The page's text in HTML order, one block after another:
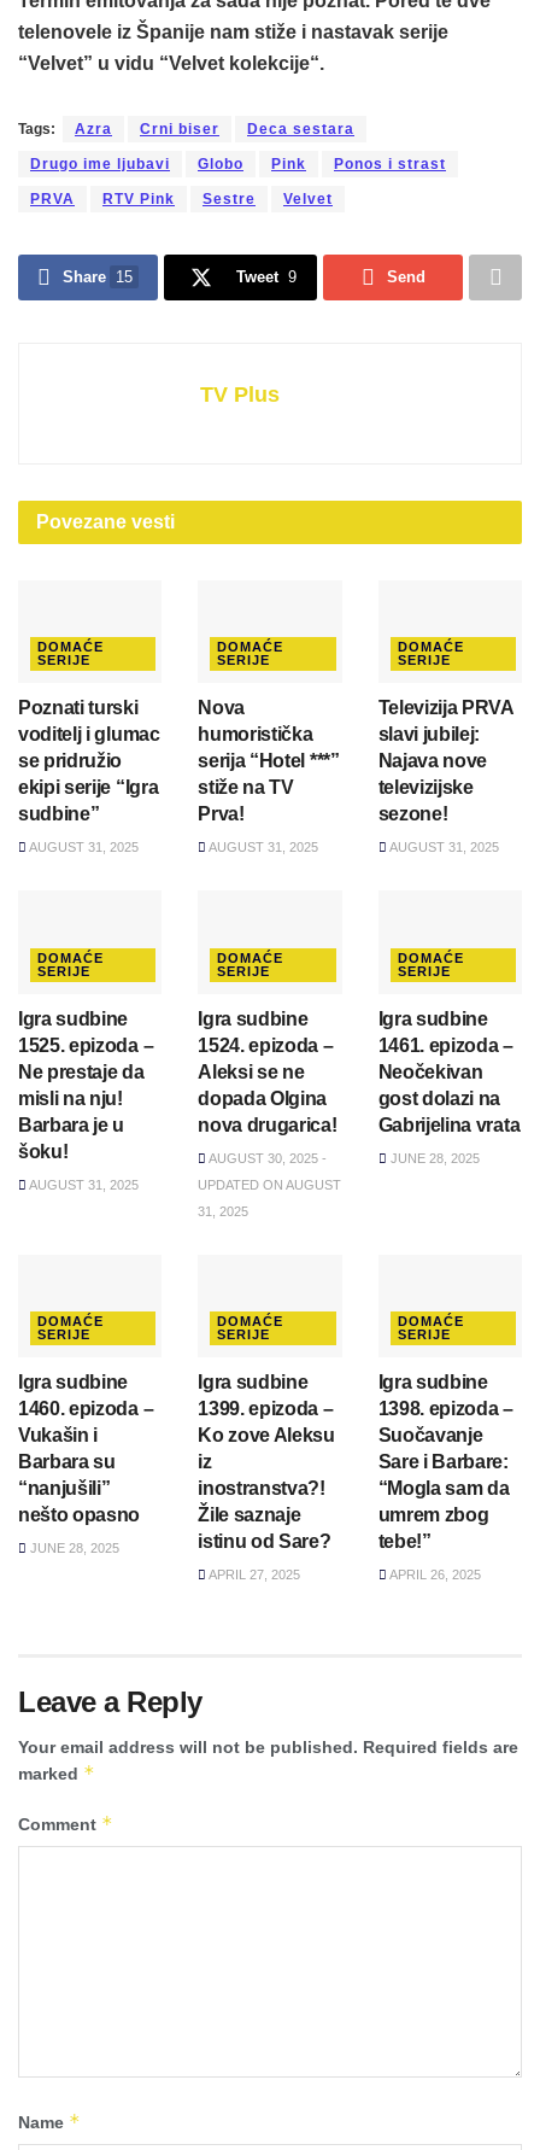
telenovele iz Španije nam stiže i nastavak serije
“Velvet” u vidu “Velvet kolekcije“.
Tags: Azra Crni biser Deca sestara
Drugo ime ljubavi Globo Pink Ponos i strast
PRVA RTV Pink Sestre Velvet
Share 15 Tweet 9 Send
TV Plus
Povezane vesti
DOMAĆE
SERIJE
Poznati turski
voditelj i glumac
se pridružio
ekipi serije “Igra
sudbine”
AUGUST 31, 2025
DOMAĆE
SERIJE
Nova
humoristička
serija “Hotel ***”
stiže na TV
Prva!
AUGUST 31, 2025
DOMAĆE
SERIJE
Televizija PRVA
slavi jubilej:
Najava nove
televizijske
sezone!
AUGUST 31, 2025
DOMAĆE
SERIJE
Igra sudbine
1525. epizoda –
Ne prestaje da
misli na nju!
Barbara je u
šoku!
AUGUST 31, 2025
DOMAĆE
SERIJE
Igra sudbine
1524. epizoda –
Aleksi se ne
dopada Olgina
nova drugarica!
AUGUST 30, 2025 -
UPDATED ON AUGUST
31, 2025
DOMAĆE
SERIJE
Igra sudbine
1461. epizoda –
Neočekivan
gost dolazi na
Gabrijelina vrata
JUNE 28, 2025
DOMAĆE
SERIJE
Igra sudbine
1460. epizoda –
Vukašin i
Barbara su
“nanjušili”
nešto opasno
JUNE 28, 2025
DOMAĆE
SERIJE
Igra sudbine
1399. epizoda –
Ko zove Aleksu
iz
inostranstva?!
Žile saznaje
istinu od Sare?
APRIL 27, 2025
DOMAĆE
SERIJE
Igra sudbine
1398. epizoda –
Suočavanje
Sare i Barbare:
“Mogla sam da
umrem zbog
tebe!”
APRIL 26, 2025
Leave a Reply
Your email address will not be published. Required fields are
marked *
Comment *
Name *